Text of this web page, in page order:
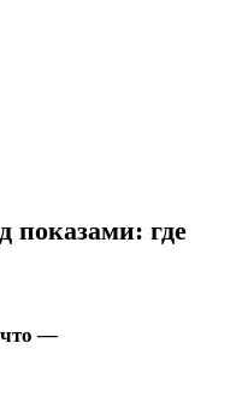
показами: где
что —